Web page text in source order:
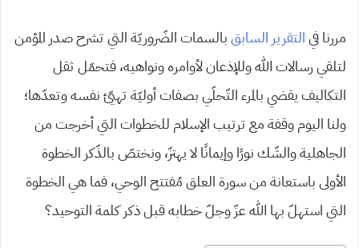
مررنا فيالتقرير السابقبالسمات الضّروريّة التي تشرح صدر المؤمن
لتلقي رسالات الله وللإذعان لأوامره ونواهيه، فتحمّل ثقل
التكاليف يقضي بالمرء التّحلّي بصفات أوليّة تهيّئ نفسه وتعدّها؛
ولنا اليوم وقفة مع ترتيب الإسلام للخطوات التي أخرجت من
الجاهلية والشّك نورًا وإيمانًا لا يهتزّ، ونختصّ بالذّكر الخطوة
الأولى باستعانة من سورة العلق مُفتتح الوحي، فما هي الخطوة
التي استهلّ بها الله عزّ وجلّ خطابه قبل ذكر كلمة التوحيد؟